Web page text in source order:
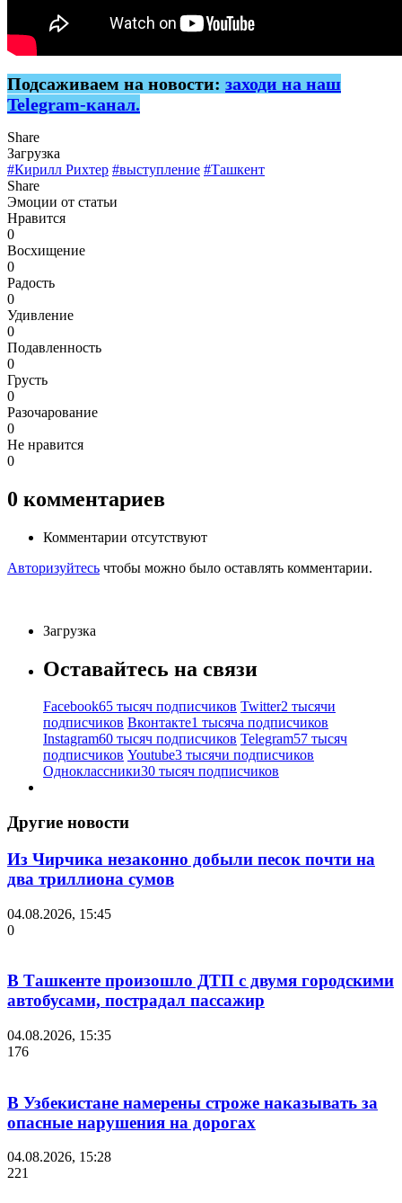
Подсаживаем на новости: заходи на наш
Telegram-канал.
Share
Загрузка
#Кирилл Рихтер #выступление #Ташкент
Share
Эмоции от статьи
Нравится
0
Восхищение
0
Радость
0
Удивление
0
Подавленность
0
Грусть
0
Разочарование
0
Не нравится
0
0 комментариев
Комментарии отсутствуют
Авторизуйтесь чтобы можно было оставлять комментарии.
Загрузка
Оставайтесь на связи
Facebook65 тысяч подписчиков Twitter2 тысячи
подписчиков Вконтакте1 тысяча подписчиков
Instagram60 тысяч подписчиков Telegram57 тысяч
подписчиков Youtube3 тысячи подписчиков
Одноклассники30 тысяч подписчиков
Другие новости
Из Чирчика незаконно добыли песок почти на
два триллиона сумов
04.08.2026, 15:45
0
В Ташкенте произошло ДТП с двумя городскими
автобусами, пострадал пассажир
04.08.2026, 15:35
176
В Узбекистане намерены строже наказывать за
опасные нарушения на дорогах
04.08.2026, 15:28
221